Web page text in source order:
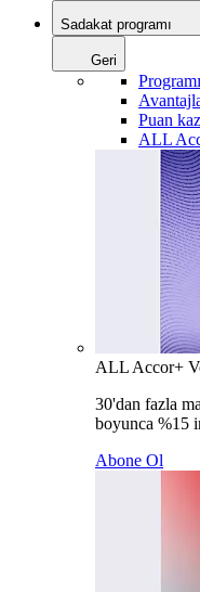
Sadakat programı
Geri
Puan
ALL
ALL Accor+
30'dan fazla
boyunca %15
Abone Ol